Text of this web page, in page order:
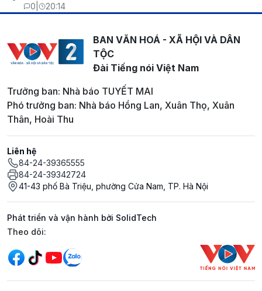
0 20:14
BAN VĂN HOÁ - XÃ HỘI VÀ DÂN
TỘC
Đài Tiếng nói Việt Nam
Trưởng ban: Nhà báo TUYẾT MAI
Phó trưởng ban: Nhà báo Hồng Lan, Xuân Thọ, Xuân
Thân, Hoài Thu
Liên hệ
84-24-39365555
84-24-39342724
41-43 phố Bà Triệu, phường Cửa Nam, TP. Hà Nội
Phát triển và vận hành bởi SolidTech
Mạng xã hội
Theo dõi: